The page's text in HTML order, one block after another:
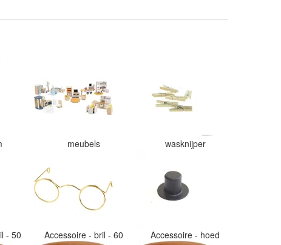
meubels wasknijper
- 50 Accessoire - bril - 60 Accessoire - hoed